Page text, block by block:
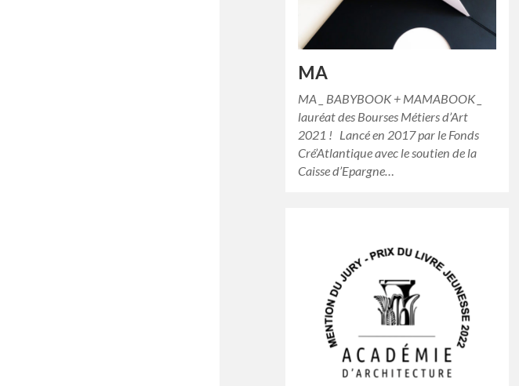
MA
MA _ BABYBOOK + MAMABOOK _
lauréat des Bourses Métiers d’Art
2021 ! Lancé en 2017 par le Fonds
Cré’Atlantique avec le soutien de la
Caisse d’Epargne…